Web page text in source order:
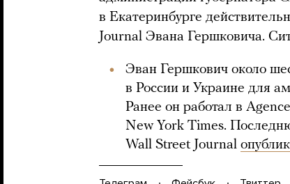
в Екатеринбурге
Journal Эвана Гершковича.
Эван Гершкович около
в России и Украине для
Ранее он работал в
New York Times.
Wall Street Journal